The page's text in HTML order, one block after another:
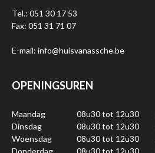
Tel.: 051 30 17 53
Fax: 051 31 71 07
E-mail: info@huisvanassche.be
OPENINGSUREN
Maandag 08u30 tot 12u30
Dinsdag
08u30 tot 12u30
Woensdag
08u30 tot 12u30
Donderdag
08u30 tot 12u30